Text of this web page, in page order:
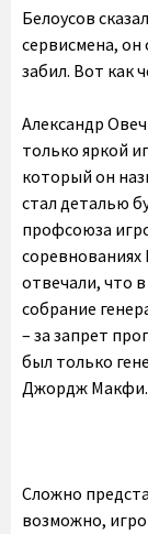
Белоусов
сервисмена, он
забил. Вот как
Александр
только яркой
который он
стал деталью
профсоюза
отвечали, что
собрание
– за запрет
был только
Джордж Макфи.
Сложно
возможно,